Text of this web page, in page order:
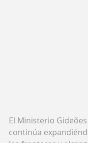
El Ministerio
continúa